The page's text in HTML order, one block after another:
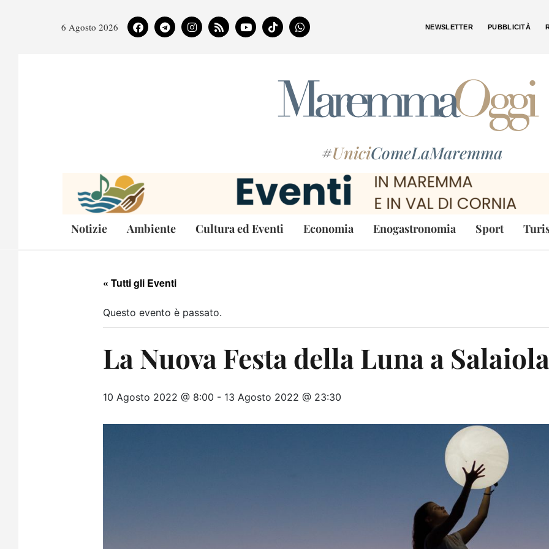
6 Agosto 2026 NEWSLETTER PUBBLICITÀ
#UniciComeLaMaremma
Notizie Ambiente Cultura ed Eventi Economia Enogastronomia Sport
« Tutti gli Eventi
Questo evento è passato.
La Nuova Festa della Luna a Salaiola
10 Agosto 2022 @ 8:00 - 13 Agosto 2022 @ 23:30